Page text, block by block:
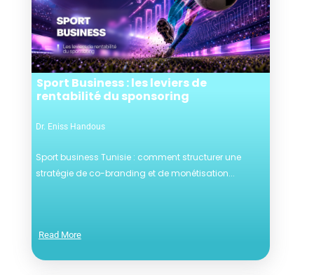
Sport Business : les leviers de
rentabilité du sponsoring
Dr. Eniss Handous
Sport business Tunisie : comment structurer une
stratégie de co-branding et de monétisation...
Read More